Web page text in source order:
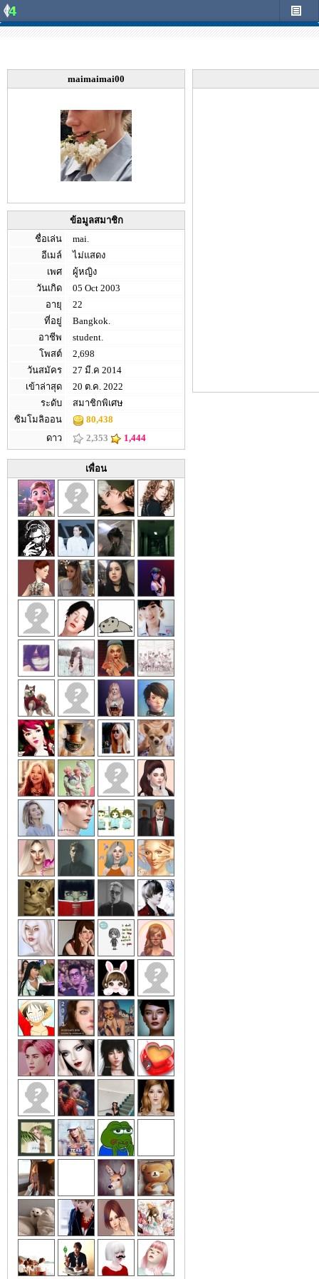
maimaimai00
ข้อมูลสมาชิก
ชื่อเล่น
mai.
อีเมล์
ไม่แสดง
เพศ
ผู้หญิง
วันเกิด
05 Oct 2003
อายุ
22
ที่อยู่
Bangkok.
อาชีพ
student.
โพสต์
2,698
วันสมัคร
27 มี.ค 2014
เข้าล่าสุด
20 ต.ค. 2022
ระดับ
สมาชิกพิเศษ
ซิมโมลิออน
80,438
ดาว
2,353 1,444
เพื่อน